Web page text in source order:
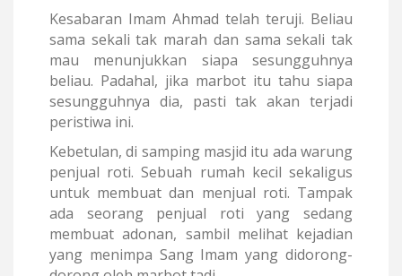
Kesabaran Imam Ahmad telah teruji. Beliau
sama sekali tak marah dan sama sekali tak
mau menunjukkan siapa sesungguhnya
beliau. Padahal, jika marbot itu tahu siapa
sesungguhnya dia, pasti tak akan terjadi
peristiwa ini.
Kebetulan, di samping masjid itu ada warung
penjual roti. Sebuah rumah kecil sekaligus
untuk membuat dan menjual roti. Tampak
ada seorang penjual roti yang sedang
membuat adonan, sambil melihat kejadian
yang menimpa Sang Imam yang didorong-